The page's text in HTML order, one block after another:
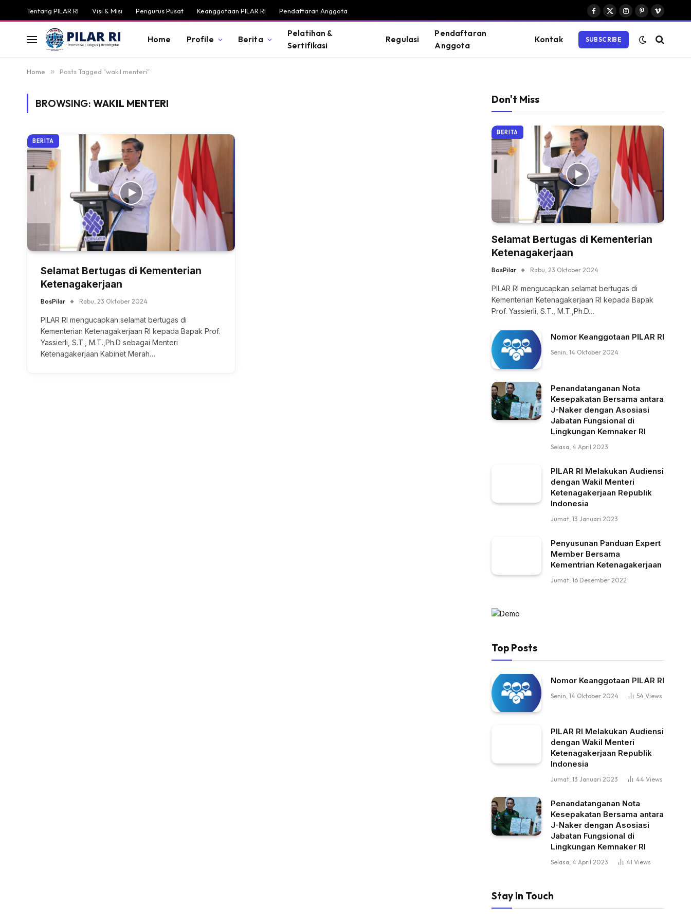
Tentang PILAR RI Visi & Misi Pengurus Pusat Keanggotaan PILAR RI Pendaftaran Anggota
Facebook
X
Instagram
PinterestVimeo
Home Profile Berita
Pelatihan &
Sertifikasi
Regulasi
Pendaftaran
Anggota
Kontak SUBSCRIBE
Home » Posts Tagged "wakil menteri"
BROWSING: WAKIL MENTERI
BERITA
Selamat Bertugas di Kementerian
Ketenagakerjaan
BosPilar Rabu, 23 Oktober 2024
PILAR RI mengucapkan selamat bertugas di
Kementerian Ketenagakerjaan RI kepada Bapak Prof.
Yassierli, S.T., M.T.,Ph.D sebagai Menteri
Ketenagakerjaan Kabinet Merah…
Don't Miss
BERITA
Selamat Bertugas di Kementerian
Ketenagakerjaan
BosPilar Rabu, 23 Oktober 2024
PILAR RI mengucapkan selamat bertugas di
Kementerian Ketenagakerjaan RI kepada Bapak
Prof. Yassierli, S.T., M.T.,Ph.D…
Nomor Keanggotaan PILAR RI
Senin, 14 Oktober 2024
Penandatanganan Nota
Kesepakatan Bersama antara
J-Naker dengan Asosiasi
Jabatan Fungsional di
Lingkungan Kemnaker RI
Selasa, 4 April 2023
PILAR RI Melakukan Audiensi
dengan Wakil Menteri
Ketenagakerjaan Republik
Indonesia
Jumat, 13 Januari 2023
Penyusunan Panduan Expert
Member Bersama
Kementrian Ketenagakerjaan
Jumat, 16 Desember 2022
Top Posts
Nomor Keanggotaan PILAR RI
Senin, 14 Oktober 2024 54 Views
PILAR RI Melakukan Audiensi
dengan Wakil Menteri
Ketenagakerjaan Republik
Indonesia
Jumat, 13 Januari 2023 44 Views
Penandatanganan Nota
Kesepakatan Bersama antara
J-Naker dengan Asosiasi
Jabatan Fungsional di
Lingkungan Kemnaker RI
Selasa, 4 April 2023 41 Views
Stay In Touch